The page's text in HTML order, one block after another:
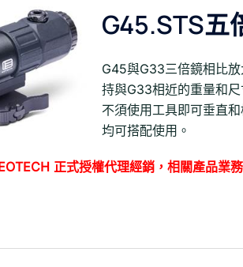
G45.STS五
G45與G33三倍鏡相比
持與G33相近的重量和
不須使用工具即可垂直
均可搭配使用。
正式授權代理經銷，相關產品業